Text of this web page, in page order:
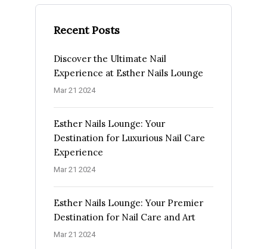
Recent Posts
Discover the Ultimate Nail
Experience at Esther Nails Lounge
Mar 21 2024
Esther Nails Lounge: Your
Destination for Luxurious Nail Care
Experience
Mar 21 2024
Esther Nails Lounge: Your Premier
Destination for Nail Care and Art
Mar 21 2024